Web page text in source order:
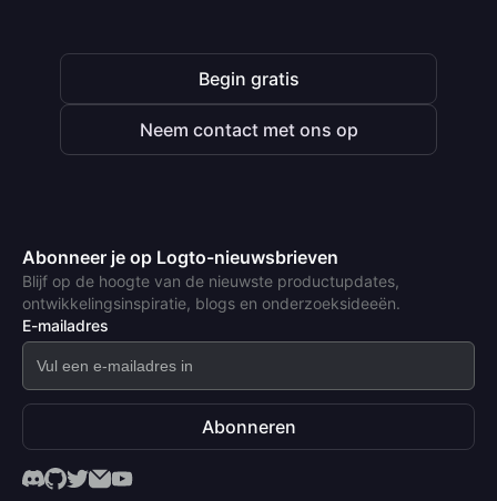
Begin gratis
Neem contact met ons op
Abonneer je op Logto-nieuwsbrieven
Blijf op de hoogte van de nieuwste productupdates,
ontwikkelingsinspiratie, blogs en onderzoeksideeën.
E-mailadres
Abonneren